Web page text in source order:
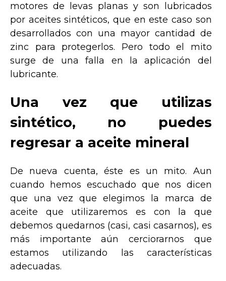
motores de levas planas y son lubricados
por aceites sintéticos, que en este caso son
desarrollados con una mayor cantidad de
zinc para protegerlos. Pero todo el mito
surge de una falla en la aplicación del
lubricante.
Una vez que utilizas
sintético, no puedes
regresar a aceite mineral
De nueva cuenta, éste es un mito. Aun
cuando hemos escuchado que nos dicen
que una vez que elegimos la marca de
aceite que utilizaremos es con la que
debemos quedarnos (casi, casi casarnos), es
más importante aún cerciorarnos que
estamos utilizando las características
adecuadas.